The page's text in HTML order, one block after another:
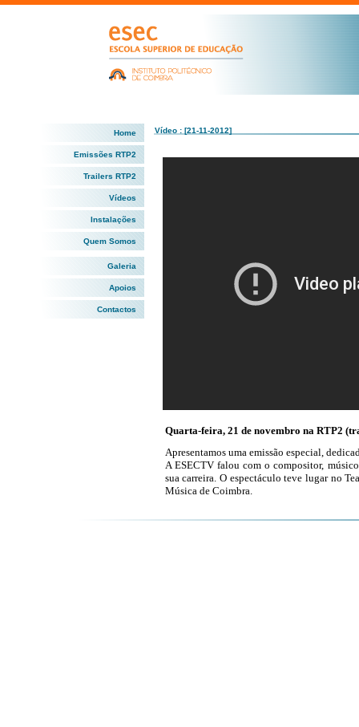
Home
Emissões RTP2
Trailers RTP2
Vídeos
Instalações
Quem Somos
Galeria
Apoios
Contactos
Vídeo : [21-11-2012]
Quarta-feira, 21 de novembro na RTP2
Apresentamos uma emissão especial,
A ESECTV falou com o compositor,
sua carreira. O espectáculo teve lugar no
Música de Coimbra.